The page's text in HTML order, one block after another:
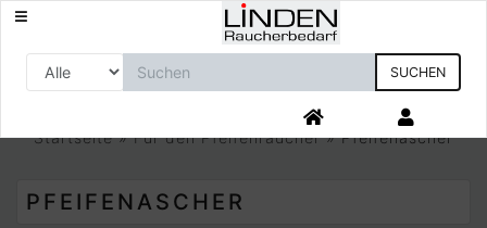
SUCHEN
Startseite»Für den Pfeifenraucher»Pfeifenascher
PFEIFENASCHER